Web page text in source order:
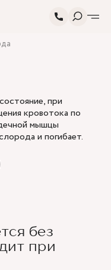
при
кровотока по
мышцы
и погибает.
без
при